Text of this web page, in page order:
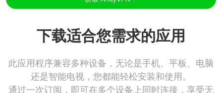
下载适合您需求的应用
此应用程序兼容多种设备，无论是手机、平板、电脑
还是智能电视，您都能轻松安装和使用。
通过一次订阅，即可在多个设备上同时连接，享受无